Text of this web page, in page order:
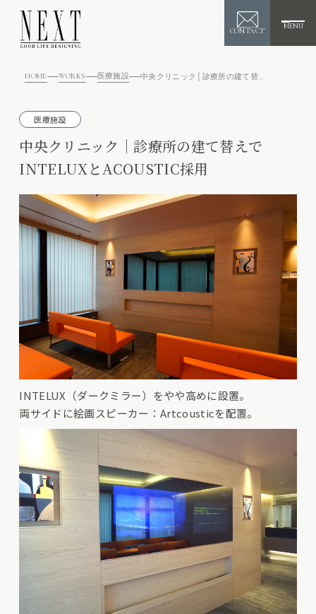
CONTACT
MENU
HOME WORKS 医療施設
医療施設
中央クリニック│診療所の建て替えで
INTELUXとACOUSTIC採用
INTELUX（ダークミラー）をやや高めに設置。
両サイドに絵画スピーカー：Artcousticを配置。